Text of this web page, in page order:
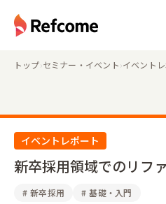
トップ›セミナー・イベント›イベント
イベントレポート
新卒採用領域でのリフ
# 新卒採用 # 基礎・入門